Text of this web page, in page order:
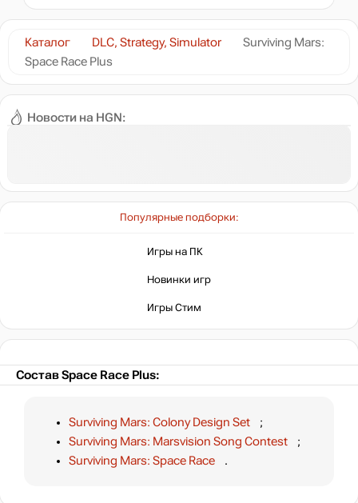
Новости на HGN:
Популярные подборки:
Игры на ПК
Новинки игр
Игры Стим
Каталог DLC, Strategy, Simulator
Surviving Mars:
Space Race Plus
нет в наличии
Состав Space Race Plus:
Surviving Mars: Colony Design Set
;
Surviving Mars: Marsvision Song Contest
;
Surviving Mars: Space Race
.